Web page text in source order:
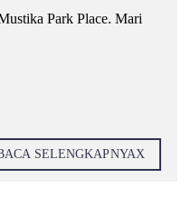
Park Place. Mari
SELENGKAPNYAX